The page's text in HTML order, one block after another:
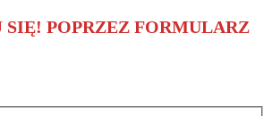
SIĘ! POPRZEZ FORMULARZ